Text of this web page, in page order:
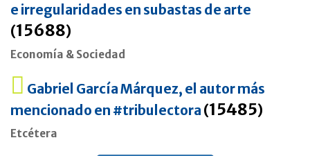
e irregularidades en subastas de arte
(15688)
Economía & Sociedad
Gabriel García Márquez, el autor más
mencionado en #tribulectora (15485)
Etcétera